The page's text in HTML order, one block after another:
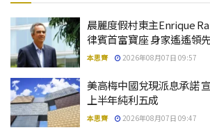
晨麗度假村東主Enrique
律賓首富寶座 身家遙遙領先
本思齊 2026年08月07日 09:57
美高梅中國兌現派息承諾
上半年純利五成
本思齊 2026年08月07日 09:47